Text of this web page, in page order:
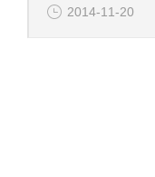
2014-11-20